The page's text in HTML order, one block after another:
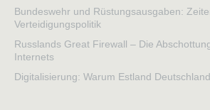
Bundeswehr und Rüstungsausgaben:
Verteidigungspolitik
Russlands Great Firewall – Die
Internets
Digitalisierung: Warum Estland